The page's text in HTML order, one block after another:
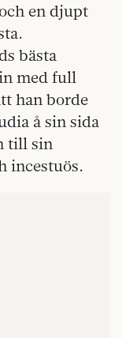
en djupt
bästa
med full
han borde
å sin sida
till sin
incestuös.